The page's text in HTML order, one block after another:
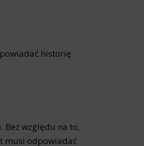
historię
Bez względu na to,
musi odpowiadać